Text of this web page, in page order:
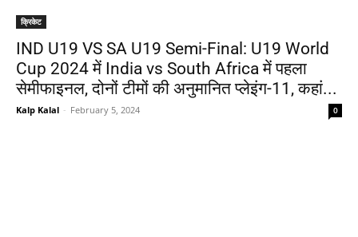
क्रिकेट
IND U19 VS SA U19 Semi-Final: U19 World
Cup 2024 में India vs South Africa में पहला
सेमीफाइनल, दोनों टीमों की अनुमानित प्लेइंग-11, कहां...
Kalp Kalal - February 5, 2024 0